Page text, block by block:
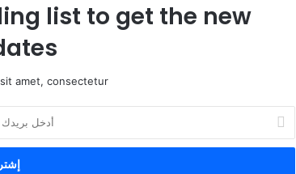
list to get the new
amet, consectetur.
خ